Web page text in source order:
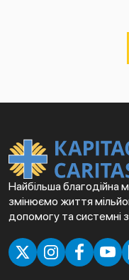
Найбільша благодійна
змінюємо життя
допомогу та системні